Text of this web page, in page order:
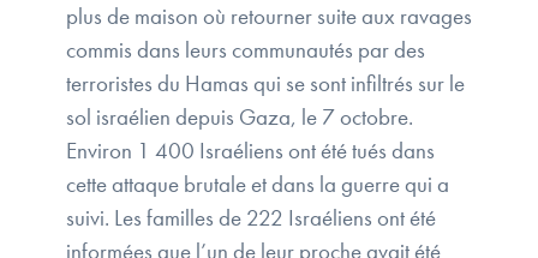
plus de maison où retourner suite aux ravages
commis dans leurs communautés par des
terroristes du Hamas qui se sont infiltrés sur le
sol israélien depuis Gaza, le 7 octobre.
Environ 1 400 Israéliens ont été tués dans
cette attaque brutale et dans la guerre qui a
suivi. Les familles de 222 Israéliens ont été
informées que l’un de leur proche avait été